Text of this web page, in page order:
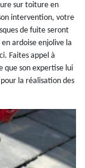
sur toiture en
intervention, votre
de fuite seront
ardoise enjolive la
Faites appel à
que son expertise lui
la réalisation des